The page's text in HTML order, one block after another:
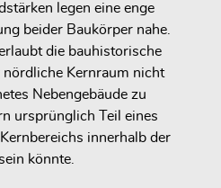
legen eine enge
beider Baukörper nahe.
die bauhistorische
nördliche Kernraum nicht
Nebengebäude zu
ursprünglich Teil eines
innerhalb der
könnte.